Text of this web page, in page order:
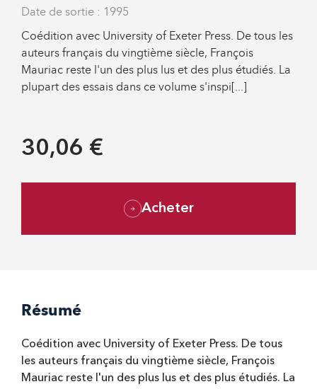
Date de sortie : 1995
Coédition avec University of Exeter Press. De tous les
auteurs français du vingtième siècle, François
Mauriac reste l'un des plus lus et des plus étudiés. La
plupart des essais dans ce volume s'inspi[...]
30,06 €
Acheter
Résumé
Coédition avec University of Exeter Press. De tous
les auteurs français du vingtième siècle, François
Mauriac reste l'un des plus lus et des plus étudiés. La